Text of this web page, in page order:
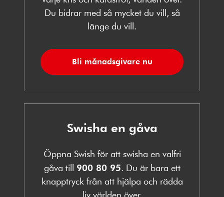
Du bidrar med så mycket du vill, så
länge du vill.
Bli månadsgivare nu
Swisha en gåva
Öppna Swish för att swisha en valfri
gåva till 900 80 95. Du är bara ett
knapptryck från att hjälpa och rädda
liv världen över.